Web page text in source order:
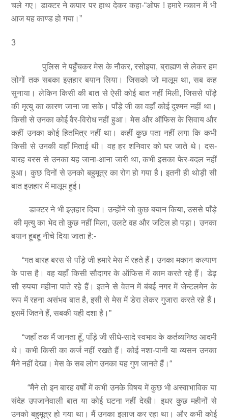
चले गए। डाक्टर ने कपार पर हाथ देकर कहा-“ओफ ! हमारे मकान में भी
आज यह काण्ड हो गया।”
3
पुलिस ने पहुँचकर मेस के नौकर, रसोइया, ब्राह्मण से लेकर हम
लोगों तक सबका इज़हार बयान लिया। जिसको जो मालूम था, सब कह
सुनाया। लेकिन किसी की बात से ऐसी कोई बात नहीं मिली, जिससे पाँड़े
की मृत्यु का कारण जाना जा सके। पाँड़े जी का वहाँ कोई दुश्मन नहीं था।
किसी से उनका कोई वैर-विरोध नहीं हुआ। मेस और ऑफिस के सिवाय और
कहीं उनका कोई हितमित्र नहीं था। कहीं कुछ पता नहीं लगा कि कभी
किसी से उनकी वहाँ मिताई थी। वह हर शनिवार को घर जाते थे। दस-
बारह बरस से उनका यह जाना-आना जारी था, कभी इसका फेर-बदल नहीं
हुआ। कुछ दिनों से उनको बहुमूत्र का रोग हो गया है। इतनी ही थोड़ी सी
बात इज़हार में मालूम हुई।
डाक्टर ने भी इज़हार दिया। उन्होंने जो कुछ बयान किया, उससे पाँड़े
की मृत्यु का भेद तो कुछ नहीं मिला, उलटे वह और जटिल हो पड़ा। उनका
बयान हूबहू नीचे दिया जाता है:-
“गत बारह बरस से पाँड़े जी हमारे मेस में रहते हैं। उनका मकान कल्याण
के पास है। वह यहाँ किसी सौदागर के ऑफिस में काम करते रहे हैं। डेढ़
सौ रुपया महीना पाते रहे हैं। इतने से वेतन में बंबई नगर में जेन्टलमेन के
रूप में रहना असंभव बात है, इसी से मेस में डेरा लेकर गुजारा करते रहे हैं।
इसमें जितने हैं, सबकी यही दशा है।”
“जहाँ तक मैं जानता हूँ, पाँड़े जी सीधे-सादे स्वभाव के कर्तव्यनिष्ठ आदमी
थे। कभी किसी का कर्ज नहीं रखते हैं। कोई नशा-पानी या व्यसन उनका
मैंने नहीं देखा। मेस के सब लोग उनका यह गुण जानते हैं।“
“मैंने तो इन बारह वर्षों में कभी उनके विषय में कुछ भी अस्वाभाविक या
संदेह उपजानेवाली बात या कोई घटना नहीं देखी। इधर कुछ महीनों से
उनको बहुमूत्र हो गया था। मैं उनका इलाज कर रहा था। और कभी कोई